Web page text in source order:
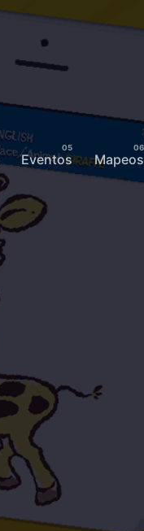
Eventos Mapeos